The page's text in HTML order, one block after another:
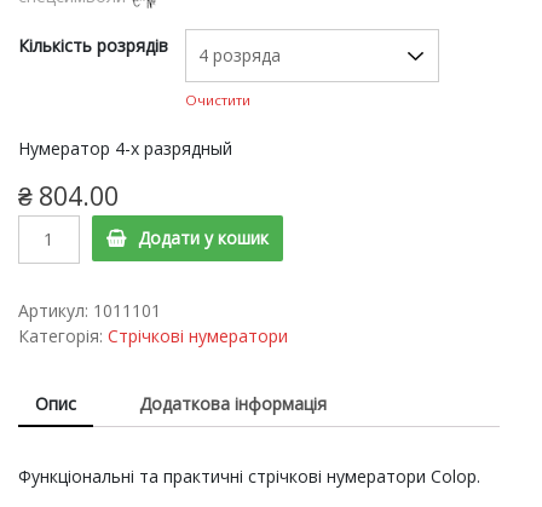
Кількість розрядів
Очистити
Нумератор 4-х разрядный
₴ 804.00
ручний
07004,
07006,
07012
quantity
Додати у кошик
Артикул: 1011101
Категорія: Стрічкові нумератори
Опис Додаткова інформація
Функціональні та практичні стрічкові нумератори Colop.